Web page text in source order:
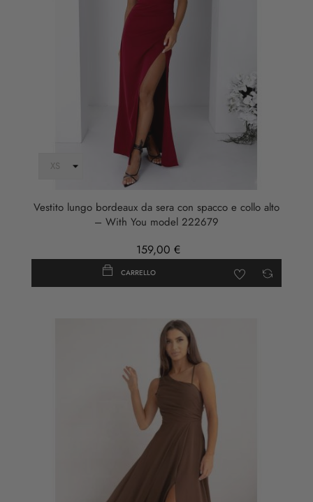
Vestito lungo bordeaux da sera con spacco e collo alto
– With You model 222679
159,00 €
CARRELLO